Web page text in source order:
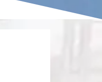
Nettoyage demoussage